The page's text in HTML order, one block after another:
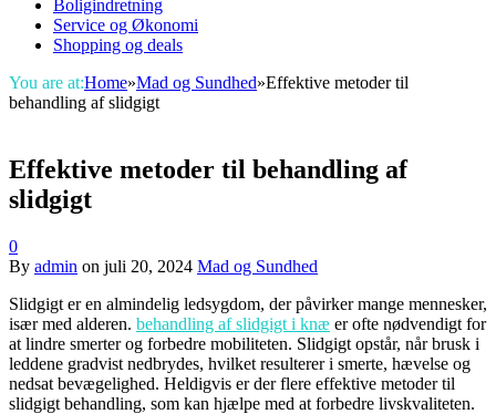
Boligindretning
Service og Økonomi
Shopping og deals
You are at:Home»Mad og Sundhed»Effektive metoder til
behandling af slidgigt
Effektive metoder til behandling af
slidgigt
0
By admin on juli 20, 2024 Mad og Sundhed
Slidgigt er en almindelig ledsygdom, der påvirker mange mennesker,
især med alderen. behandling af slidgigt i knæ er ofte nødvendigt for
at lindre smerter og forbedre mobiliteten. Slidgigt opstår, når brusk i
leddene gradvist nedbrydes, hvilket resulterer i smerte, hævelse og
nedsat bevægelighed. Heldigvis er der flere effektive metoder til
slidgigt behandling, som kan hjælpe med at forbedre livskvaliteten.